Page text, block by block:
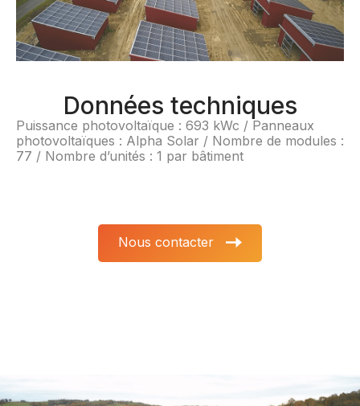
Données techniques
Puissance photovoltaïque : 693 kWc / Panneaux
photovoltaïques : Alpha Solar / Nombre de modules :
77 / Nombre d’unités : 1 par bâtiment
Nous contacter